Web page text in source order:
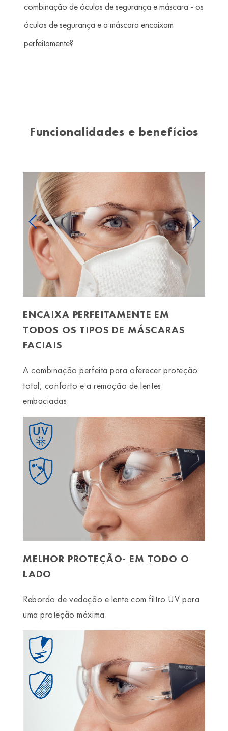
combinação de óculos de segurança e máscara - os
óculos de segurança e a máscara encaixam
perfeitamente?
Funcionalidades e benefícios
ENCAIXA PERFEITAMENTE EM
TODOS OS TIPOS DE MÁSCARAS
FACIAIS
A combinação perfeita para oferecer proteção
total, conforto e a remoção de lentes
embaciadas
MELHOR PROTEÇÃO- EM TODO O
LADO
Rebordo de vedação e lente com filtro UV para
uma proteção máxima
Previous Next